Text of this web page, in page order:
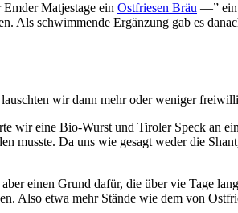
Matjestage ein Ostfriesen Bräu —” ein
Als schwimmende Ergänzung gab es
wir dann mehr oder weniger
wir eine Bio-Wurst und Tiroler Speck an
musste. Da uns wie gesagt weder die
einen Grund dafür, die über vie Tage
Also etwa mehr Stände wie dem von